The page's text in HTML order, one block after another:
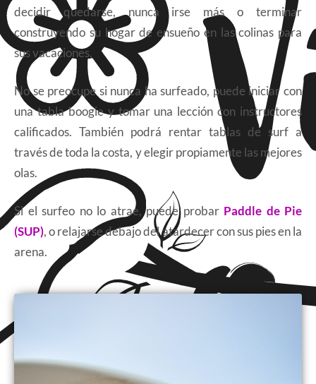
decidir quedarse, nunca irse más o terminar
construyendo su hogar de ensueño en las colinas para
sus vacaciones.
No se preocupe si nunca ha surfeado, puede iniciar con
una tabla boogie y tomar una lección con instructores
calificados. También podrá rentar tablas de surf a
través de toda la costa, y elegir propiamente las mejores
olas.
Si el surfeo no lo atrae, puede probar Paddle de Pie
(SUP), o relajarse debajo del atardecer con sus pies en la
arena.